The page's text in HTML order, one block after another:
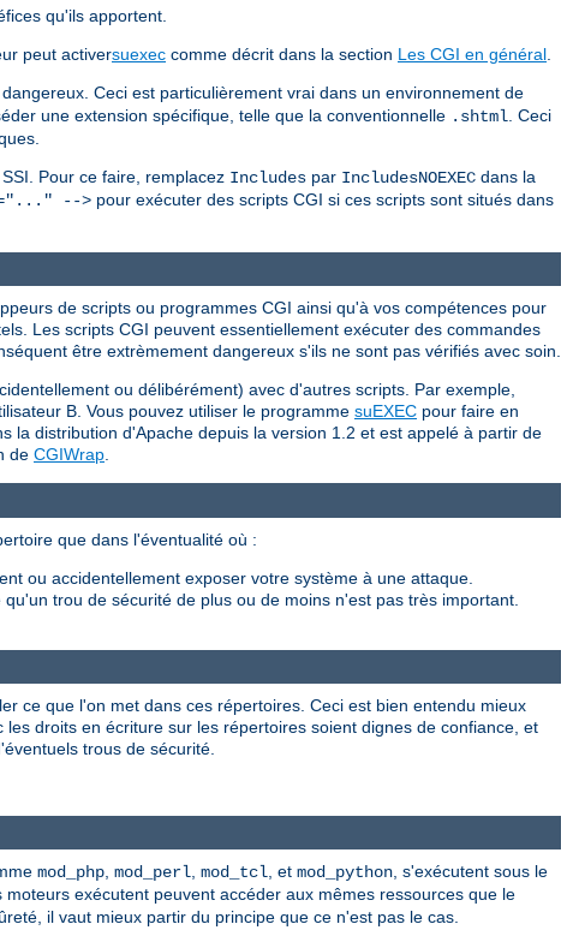
qu'ils apportent.
peut activersuexec comme décrit dans la section Les CGI en général
Ceci est particulièrement vrai dans un environnement de
une extension spécifique, telle que la conventionnelle .shtml . Ceci
Pour ce faire, remplacez Includes par IncludesNOEXEC dans la
--> pour exécuter des scripts CGI si ces scripts sont situés dans
de scripts ou programmes CGI ainsi qu'à vos compétences pour
Les scripts CGI peuvent essentiellement exécuter des commandes
être extrèmement dangereux s'ils ne sont pas vérifiés avec soin.
ou délibérément) avec d'autres scripts. Par exemple,
B. Vous pouvez utiliser le programme suEXEC pour faire en
la distribution d'Apache depuis la version 1.2 et est appelé à partir de
de CGIWrap.
que dans l'éventualité où :
ou accidentellement exposer votre système à une attaque.
trou de sécurité de plus ou de moins n'est pas très important.
ce que l'on met dans ces répertoires. Ceci est bien entendu mieux
droits en écriture sur les répertoires soient dignes de confiance, et
trous de sécurité.
mod_php, mod_perl, mod_tcl, et mod_python, s'exécutent sous le
exécutent peuvent accéder aux mêmes ressources que le
il vaut mieux partir du principe que ce n'est pas le cas.